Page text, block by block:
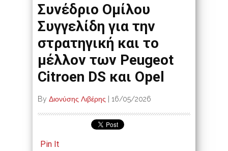
Συνέδριο Ομίλου
Συγγελίδη για την
στρατηγική και το
μέλλον των Peugeot
Citroen DS και Opel
By Διονύσης Λιβέρης 16/05/2026
Pin It